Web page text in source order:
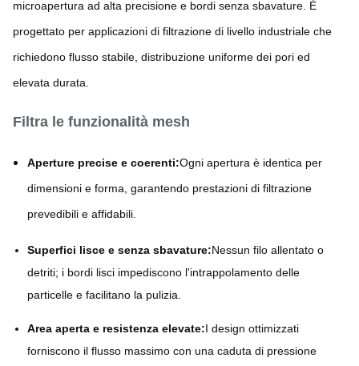
microapertura ad alta precisione e bordi senza sbavature. È
progettato per applicazioni di filtrazione di livello industriale che
richiedono flusso stabile, distribuzione uniforme dei pori ed
elevata durata.
Filtra le funzionalità mesh
Aperture precise e coerenti:Ogni apertura è identica per
dimensioni e forma, garantendo prestazioni di filtrazione
prevedibili e affidabili.
Superfici lisce e senza sbavature:Nessun filo allentato o
detriti; i bordi lisci impediscono l'intrappolamento delle
particelle e facilitano la pulizia.
Area aperta e resistenza elevate:I design ottimizzati
forniscono il flusso massimo con una caduta di pressione